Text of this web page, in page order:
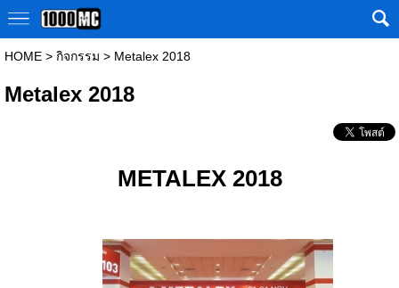
HOME> กิจกรรม > Metalex 2018
Metalex 2018
METALEX 2018